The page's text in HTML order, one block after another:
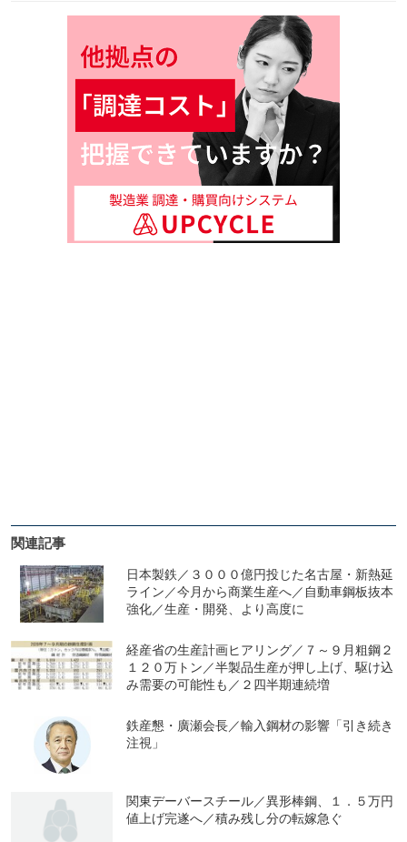
関連記事
日本製鉄／３０００億円投じた名古屋・新熱延
ライン／今月から商業生産へ／自動車鋼板抜本
強化／生産・開発、より高度に
経産省の生産計画ヒアリング／７～９月粗鋼２
１２０万トン／半製品生産が押し上げ、駆け込
み需要の可能性も／２四半期連続増
鉄産懇・廣瀬会長／輸入鋼材の影響「引き続き
注視」
関東デーバースチール／異形棒鋼、１．５万円
値上げ完遂へ／積み残し分の転嫁急ぐ